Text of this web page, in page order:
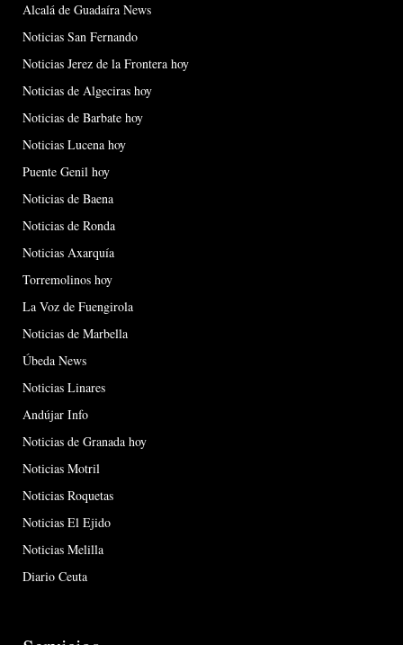
Alcalá de Guadaíra News
Noticias San Fernando
Noticias Jerez de la Frontera hoy
Noticias de Algeciras hoy
Noticias de Barbate hoy
Noticias Lucena hoy
Puente Genil hoy
Noticias de Baena
Noticias de Ronda
Noticias Axarquía
Torremolinos hoy
La Voz de Fuengirola
Noticias de Marbella
Úbeda News
Noticias Linares
Andújar Info
Noticias de Granada hoy
Noticias Motril
Noticias Roquetas
Noticias El Ejido
Noticias Melilla
Diario Ceuta